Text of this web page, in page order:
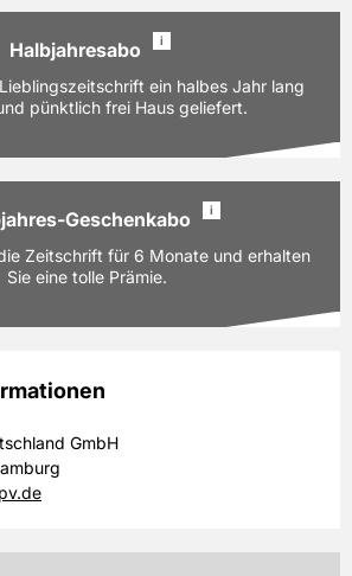
EUR
inkl. gesetzl. MwSt. & Versand
auswählen
Hefte für je z.Zt. 8,80 EUR
Monate
EUR
gesetzl. MwSt. & Versand
Prämie auswählen
Halbjahresabo i
ein halbes Jahr lang
pünktlich frei Haus geliefert.
Hefte für je z.Zt. 8,80 EUR
6 Monate
inkl. gesetzl. MwSt. & Versand
auswählen
Geschenkabo i
Zeitschrift für 6 Monate und erhalten
Sie eine tolle Prämie.
Monate
Basispunkte
gesetzl. MwSt. & Versand
GmbH